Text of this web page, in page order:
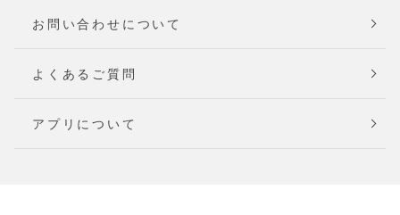
お問い合わせについて
よくあるご質問
アプリについて